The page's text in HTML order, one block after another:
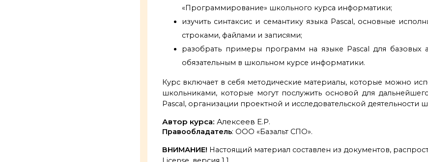
«Программирование» школьного курса информатики;
изучить синтаксис и семантику языка Pascal, основные
строками, файлами и записями;
разобрать примеры программ на языке Pascal для базовых
обязательным в школьном курсе информатики.
Курс включает в себя методические материалы, которые можно
школьниками, которые могут послужить основой для
Pascal, организации проектной и исследовательской
Автор курса:Алексеев Е.Р.
Правообладатель: ООО «Базальт СПО».
ВНИМАНИЕ! Настоящий материал составлен из документов,